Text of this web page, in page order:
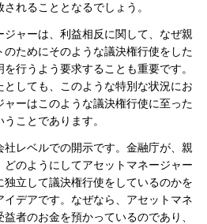
れることとなるでしょう。
ャーは、利益相反に関して、なぜ親
ためにそのような議決権行使をした
行うよう要求することも重要です。
しても、このような特別な状況にお
ーはこのような議決権行使に至った
ことであります。
社レベルでの開示です。金融庁が、親
のようにしてアセットマネージャー
立して議決権行使をしているのかを
デアです。なぜなら、アセットマネ
者のお金を預かっているのであり、